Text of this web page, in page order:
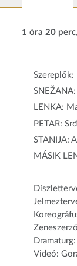
1 óra 20 perc
Szereplők:
LENKA:
PETAR:
STANIJA:
MÁSIK
Videó: